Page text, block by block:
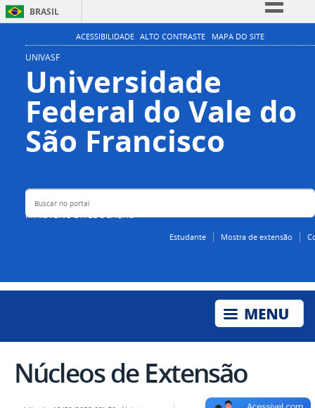
BRASIL
Simplifique!
Participe
Acesso à informação
Legislação
Canais
ACESSIBILIDADE ALTO CONTRASTE MAPA DO SITE
UNIVASF
Universidade
Federal do Vale do
São Francisco
MINISTÉRIO DA EDUCAÇÃO
Buscar no portal
Estudante Mostra de extensão
Núcleos de Extensão